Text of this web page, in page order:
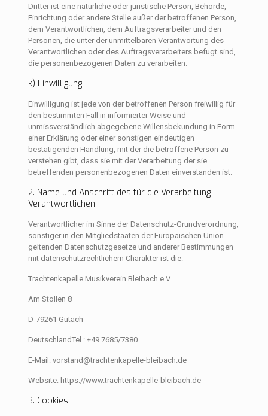
Dritter ist eine natürliche oder juristische Person, Behörde,
Einrichtung oder andere Stelle außer der betroffenen Person,
dem Verantwortlichen, dem Auftragsverarbeiter und den
Personen, die unter der unmittelbaren Verantwortung des
Verantwortlichen oder des Auftragsverarbeiters befugt sind,
die personenbezogenen Daten zu verarbeiten.
k) Einwilligung
Einwilligung ist jede von der betroffenen Person freiwillig für
den bestimmten Fall in informierter Weise und
unmissverständlich abgegebene Willensbekundung in Form
einer Erklärung oder einer sonstigen eindeutigen
bestätigenden Handlung, mit der die betroffene Person zu
verstehen gibt, dass sie mit der Verarbeitung der sie
betreffenden personenbezogenen Daten einverstanden ist.
2. Name und Anschrift des für die Verarbeitung
Verantwortlichen
Verantwortlicher im Sinne der Datenschutz-Grundverordnung,
sonstiger in den Mitgliedstaaten der Europäischen Union
geltenden Datenschutzgesetze und anderer Bestimmungen
mit datenschutzrechtlichem Charakter ist die:
Trachtenkapelle Musikverein Bleibach e.V
Am Stollen 8
D-79261 Gutach
DeutschlandTel.: +49 7685/7380
E-Mail: vorstand@trachtenkapelle-bleibach.de
Website: https://www.trachtenkapelle-bleibach.de
3. Cookies